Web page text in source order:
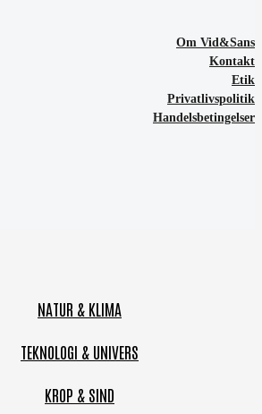
Om Vid&Sans
Kontakt
Etik
Privatlivspolitik
Handelsbetingelser
NATUR & KLIMA
TEKNOLOGI & UNIVERS
KROP & SIND